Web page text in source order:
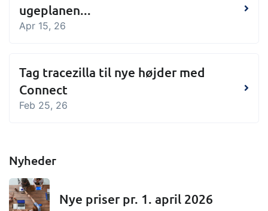
ugeplanen...
Apr 15, 26
Tag tracezilla til nye højder med
Connect
Feb 25, 26
Nyheder
Nye priser pr. 1. april 2026